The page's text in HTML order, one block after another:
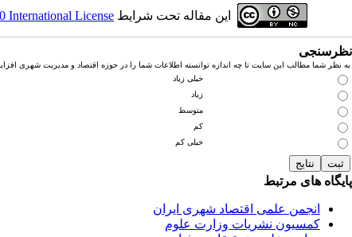
این مقاله تحت شرایط International License
نظرسنجی
به نظر شما مطالب این سایت تا چه اندازه توانسته اطلاعات شما را در حوزه اقتصاد و مدیریت شهری
خیلی زیاد
زیاد
متوسط
کم
خیلی کم
پایگاه های مرتبط
انجمن علمی اقتصاد شهری ایران
کمسیون نشریات وزارت علوم